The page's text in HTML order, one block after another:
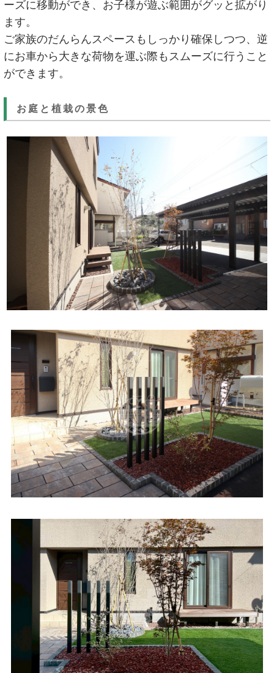
ーズに移動ができ、お子様が遊ぶ範囲がグッと拡がり
ます。
ご家族のだんらんスペースもしっかり確保しつつ、逆
にお車から大きな荷物を運ぶ際もスムーズに行うこと
ができます。
お庭と植栽の景色